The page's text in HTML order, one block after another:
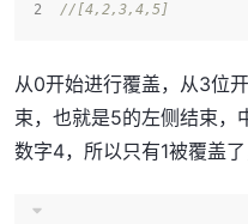
//[4,2,3,4,5]
从0开始进行覆盖，从3位
束，也就是5的左侧结束，
数字4，所以只有1被覆盖